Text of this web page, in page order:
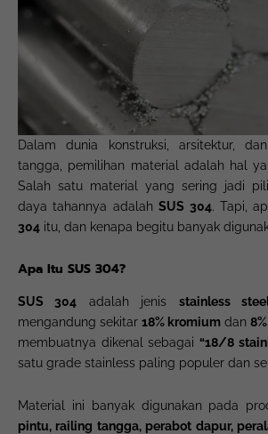
Dalam dunia konstruksi, arsitektur,
tangga, pemilihan material adalah hal
Salah satu material yang sering jadi
daya tahannya adalahSUS 304. Tapi,
304 itu, dan kenapa begitu banyak
Apa Itu SUS 304?
SUS 304 adalah jenis stainless
mengandung sekitar 18% kromium dan
membuatnya dikenal sebagai “18/8
satu grade stainless paling populer dan
Material ini banyak digunakan pada
pintu, railing tangga, perabot dapur,